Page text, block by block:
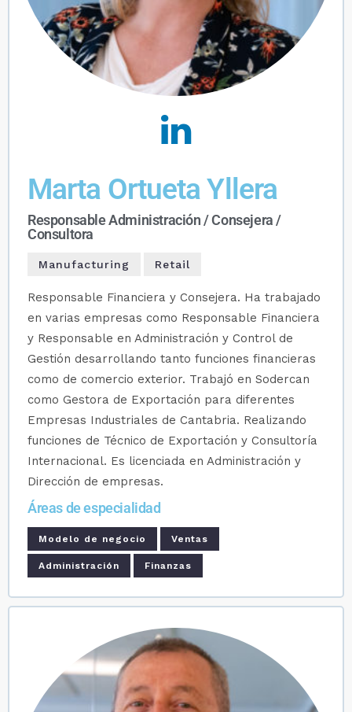
Marta Ortueta Yllera
Responsable Administración / Consejera /
Consultora
Manufacturing Retail
Responsable Financiera y Consejera. Ha trabajado
en varias empresas como Responsable Financiera
y Responsable en Administración y Control de
Gestión desarrollando tanto funciones financieras
como de comercio exterior. Trabajó en Sodercan
como Gestora de Exportación para diferentes
Empresas Industriales de Cantabria. Realizando
funciones de Técnico de Exportación y Consultoría
Internacional. Es licenciada en Administración y
Dirección de empresas.
Áreas de especialidad
Modelo de negocio Ventas
Administración Finanzas